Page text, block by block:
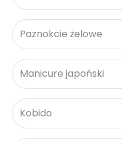
Paznokcie żelowe
Manicure japoński
Kobido